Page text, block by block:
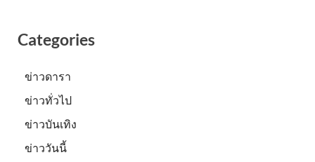
Categories
ข่าวดารา
ข่าวทั่วไป
ข่าวบันเทิง
ข่าววันนี้